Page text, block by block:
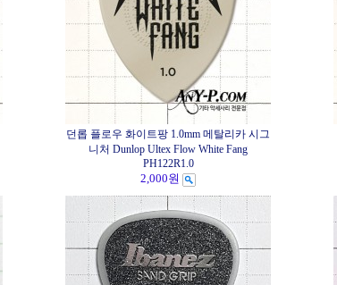
던롭 플로우 화이트팡 1.0mm 메탈리카 시그
니처 Dunlop Ultex Flow White Fang
PH122R1.0
2,000원